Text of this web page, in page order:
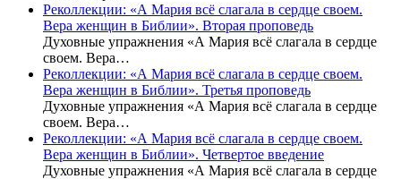
Реколлекции: «А Мария всё слагала в сердце своем.
Вера женщин в Библии». Вторая проповедь
Духовные упражнения «А Мария всё слагала в сердце
своем. Вера…
Реколлекции: «А Мария всё слагала в сердце своем.
Вера женщин в Библии». Третья проповедь
Духовные упражнения «А Мария всё слагала в сердце
своем. Вера…
Реколлекции: «А Мария всё слагала в сердце своем.
Вера женщин в Библии». Четвертое введение
Духовные упражнения «А Мария всё слагала в сердце